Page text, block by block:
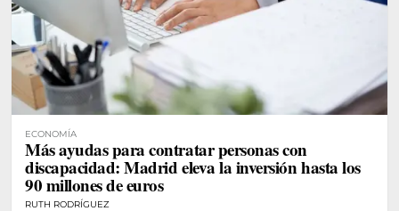
ECONOMÍA
Más ayudas para contratar personas con
discapacidad: Madrid eleva la inversión hasta los
90 millones de euros
RUTH RODRÍGUEZ